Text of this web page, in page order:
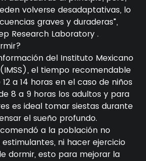
volverse desadaptativas, lo
graves y duraderas”,
Research Laboratory .
del Instituto Mexicano
el tiempo recomendable
a 14 horas en el caso de niños
8 a 9 horas los adultos y para
es ideal tomar siestas durante
el sueño profundo.
a la población no
ni hacer ejercicio
dormir, esto para mejorar la